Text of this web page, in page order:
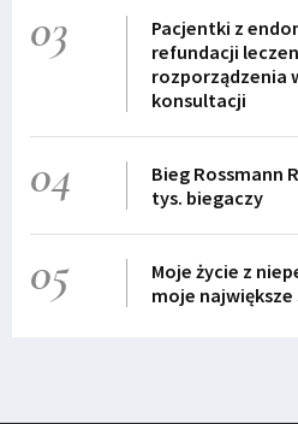
03
Pacjentki z
refundacji
rozporządzenia
konsultacji
04
Bieg Rossmann
tys. biegaczy
05
Moje życie z
moje największe